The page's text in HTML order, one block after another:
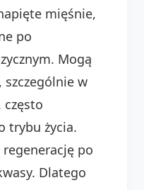
mięśnie,
po
Mogą
szczególnie w
trybu życia.
po
Dlatego